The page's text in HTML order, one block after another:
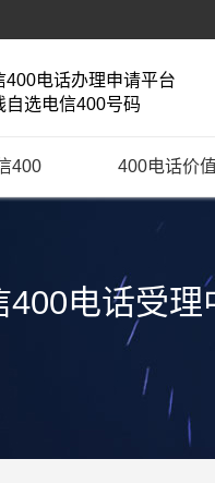
400电话办理申请平台
自选电信400号码
400 400电话价值
电话受理